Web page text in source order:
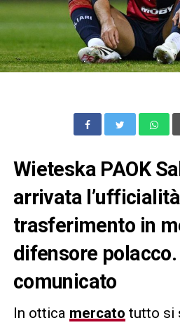
Wieteska PAOK
arrivata
trasferimento in
difensore polacco.
comunicato
In ottica mercato tutto si